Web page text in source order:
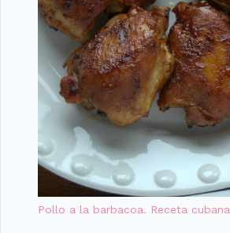
Pollo a la barbacoa. Receta cubana